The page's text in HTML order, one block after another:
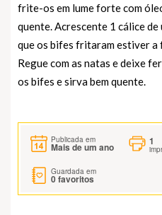
frite-os em lume forte com
quente. Acrescente 1 cálice
que os bifes fritaram estiver a
Regue com as natas e deixe
os bifes e sirva bem quente.
Publicada em
Mais de um ano
1
Guardada em
0favoritos